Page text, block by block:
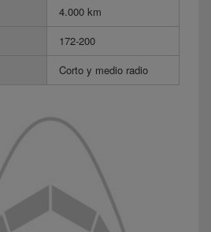
4.000 km
172-200
Corto y medio radio